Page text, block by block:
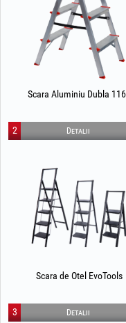
Scara Aluminiu Dubla
Detalii
2
Scara de Otel EvoTools
Detalii
3